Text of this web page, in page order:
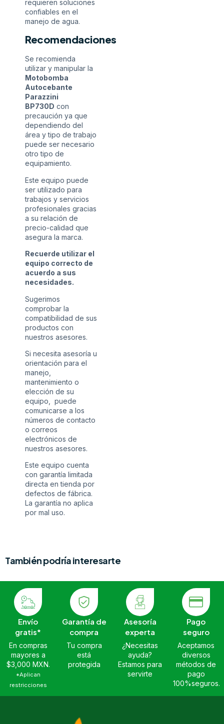
requieren soluciones
confiables en el
manejo de agua.
Recomendaciones
Se recomienda
utilizar y manipular la
Motobomba
Autocebante
Parazzini
BP730D con
precaución ya que
dependiendo del
área y tipo de trabajo
puede ser necesario
otro tipo de
equipamiento.
Este equipo puede
ser utilizado para
trabajos y servicios
profesionales gracias
a su relación de
precio-calidad que
asegura la marca.
Recuerde utilizar el
equipo correcto de
acuerdo a sus
necesidades.
Sugerimos
comprobar la
compatibilidad de sus
productos con
nuestros asesores.
Si necesita asesoría u
orientación para el
manejo,
mantenimiento o
elección de su
equipo, puede
comunicarse a los
números de contacto
o correos
electrónicos de
nuestros asesores.
Este equipo cuenta
con garantía limitada
directa en tienda por
defectos de fábrica.
La garantía no aplica
por mal uso.
También podría interesarte
Envío
gratis*
En compras
mayores a
$3,000 MXN.
*Aplican
restricciones
Garantía de
compra
Tu compra
está
protegida
Asesoría
experta
¿Necesitas
ayuda?
Estamos para
servirte
Pago
seguro
Aceptamos
diversos
métodos de
pago
100%seguros.